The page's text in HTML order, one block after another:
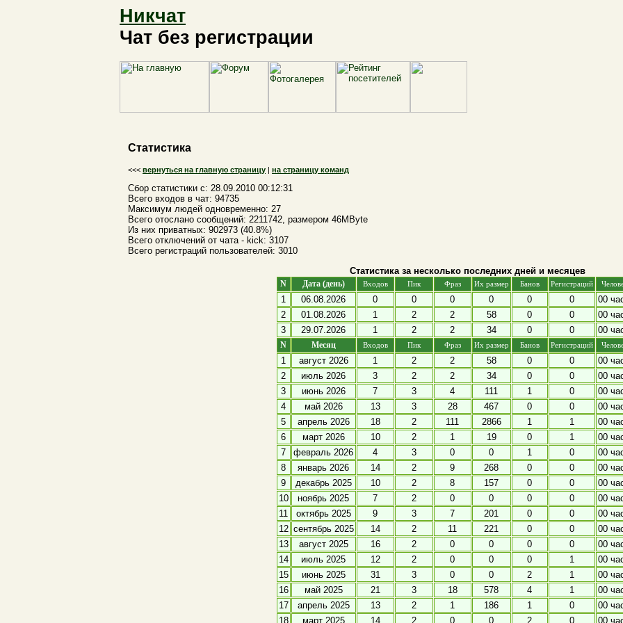
Никчат
Чат без регистрации
Статистика
<<< вернуться на главную страницу | на страницу команд
Сбор статистики с: 28.09.2010 00:12:31
Всего входов в чат: 94735
Максимум людей одновременно: 27
Всего отослано сообщений: 2211742, размером 46MByte
Из них приватных: 902973 (40.8%)
Всего отключений от чата - kick: 3107
Всего регистраций пользователей: 3010
Статистика за несколько последних дней и месяцев
N Дата (день) Входов Пик Фраз Их размер Банов Регистраций
1 06.08.2026 0 0 0 0 0 0
00
2
01.08.2026 1 2 2 58 0 0
00
3
29.07.2026 1 2 2 34 0 0 00
N Месяц Входов Пик Фраз Их размер Банов Регистраций
1 август 2026 1 2 2 58 0 0
00
2
июль 2026 3 2 2 34 0 0
00
3
июнь 2026 7 3 4 111 1 0
00
4
май 2026 13 3 28 467 0 0
00
5
апрель 2026 18 2 111 2866 1 1
00
6
март 2026 10 2 1 19 0 1
00
7
февраль 2026 4 3 0 0 1 0
00
8
январь 2026 14 2 9 268 0 0
00
9
декабрь 2025 10 2 8 157 0 0
00
10
ноябрь 2025 7 2 0 0 0 0
00
11
октябрь 2025 9 3 7 201 0 0
00
12 сентябрь 2025 14 2 11 221 0 0
00
13
август 2025 16 2 0 0 0 0
00
14
июль 2025 12 2 0 0 0 1
00
15
июнь 2025 31 3 0 0 2 1
00
16
май 2025 21 3 18 578 4 1
00
17
апрель 2025 13 2 1 186 1 0
00
18
март 2025 14 2 0 0 2 0 00